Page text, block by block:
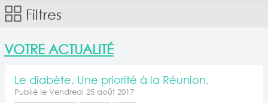
Filtres
VOTRE ACTUALITÉ
Le diabète. Une priorité à la Réunion.
Publié le Vendredi 25 août 2017